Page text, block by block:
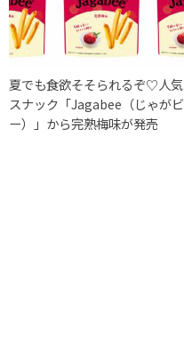
夏でも食欲そそられるぞ♡人気
スナック「Jagabee（じゃがビ
ー）」から完熟梅味が発売